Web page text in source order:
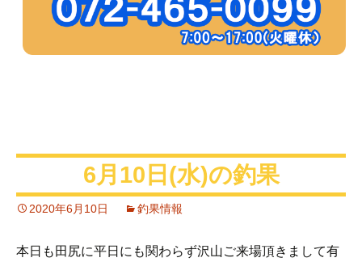
6月10日(水)の釣果
2020年6月10日 釣果情報
本日も田尻に平日にも関わらず沢山ご来場頂きまして有